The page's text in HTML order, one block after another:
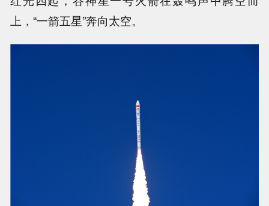
上，“一箭五星”奔向太空。